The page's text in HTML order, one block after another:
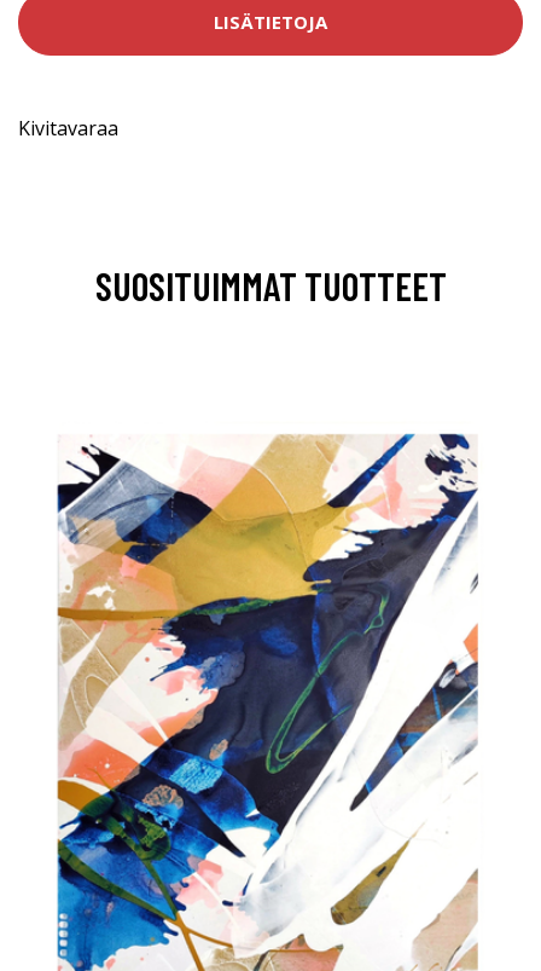
LISÄTIETOJA
Kivitavaraa
SUOSITUIMMAT TUOTTEET